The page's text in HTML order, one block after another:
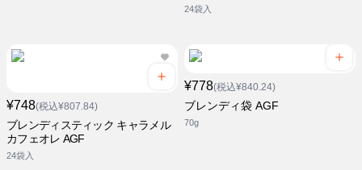
24袋入
¥748(税込¥807.84)
ブレンディスティック キャラメル
カフェオレ AGF
24袋入
¥778(税込¥840.24)
ブレンディ袋 AGF
70g